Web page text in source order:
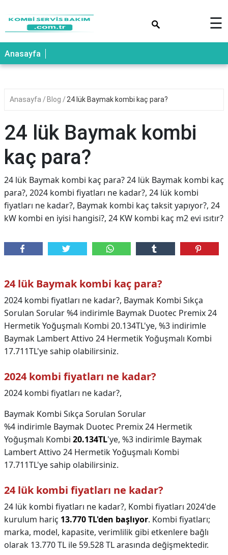
☰
Anasayfa
Anasayfa Blog 24 lük Baymak kombi kaç para?
24 lük Baymak kombi
kaç para?
24 lük Baymak kombi kaç para? 24 lük Baymak kombi kaç
para?, 2024 kombi fiyatları ne kadar?, 24 lük kombi
fiyatları ne kadar?, Baymak kombi kaç taksit yapıyor?, 24
kW kombi en iyisi hangisi?, 24 KW kombi kaç m2 evi ısıtır?
24 lük Baymak kombi kaç para?
2024 kombi fiyatları ne kadar?, Baymak Kombi Sıkça
Sorulan Sorular %4 indirimle Baymak Duotec Premix 24
Hermetik Yoğuşmalı Kombi 20.134TL'ye, %3 indirimle
Baymak Lambert Attivo 24 Hermetik Yoğuşmalı Kombi
17.711TL'ye sahip olabilirsiniz.
2024 kombi fiyatları ne kadar?
2024 kombi fiyatları ne kadar?,
Baymak Kombi Sıkça Sorulan Sorular
%4 indirimle Baymak Duotec Premix 24 Hermetik
Yoğuşmalı Kombi 20.134TL'ye, %3 indirimle Baymak
Lambert Attivo 24 Hermetik Yoğuşmalı Kombi
17.711TL'ye sahip olabilirsiniz.
24 lük kombi fiyatları ne kadar?
24 lük kombi fiyatları ne kadar?, Kombi fiyatları 2024'de
kurulum hariç 13.770 TL'den başlıyor. Kombi fiyatları;
marka, model, kapasite, verimlilik gibi etkenlere bağlı
olarak 13.770 TL ile 59.528 TL arasında değişmektedir.